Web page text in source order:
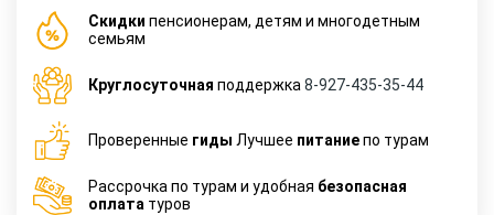
Cкидки пенсионерам, детям и многодетным
семьям
Круглосуточная поддержка 8-927-435-35-44
Проверенные гиды Лучшее питаниепо турам
Рассрочка по турам и удобная безопасная
оплата туров